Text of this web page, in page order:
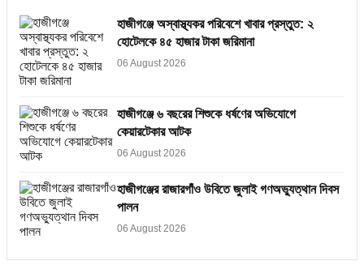
হাজীগঞ্জে অস্বাস্থ্যকর পরিবেশে খাবার প্রস্তুত: ২
হোটেলকে ৪৫ হাজার টাকা জরিমানা
06 August 2026
হাজীগঞ্জে ৬ বছরের শিশুকে ধর্ষণের অভিযোগে
কেয়ারটেকার আটক
06 August 2026
হাজীগঞ্জের রাজারগাঁও উবিতে জুলাই গণঅভ্যুত্থান দিবস
পালন
06 August 2026